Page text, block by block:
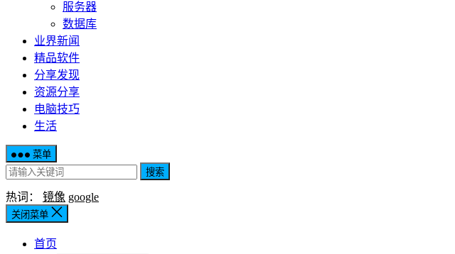
服务器
数据库
业界新闻
精品软件
分享发现
资源分享
电脑技巧
生活
菜单
搜索
热词： 镜像 google
关闭菜单
首页